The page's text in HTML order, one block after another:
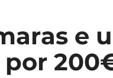
e